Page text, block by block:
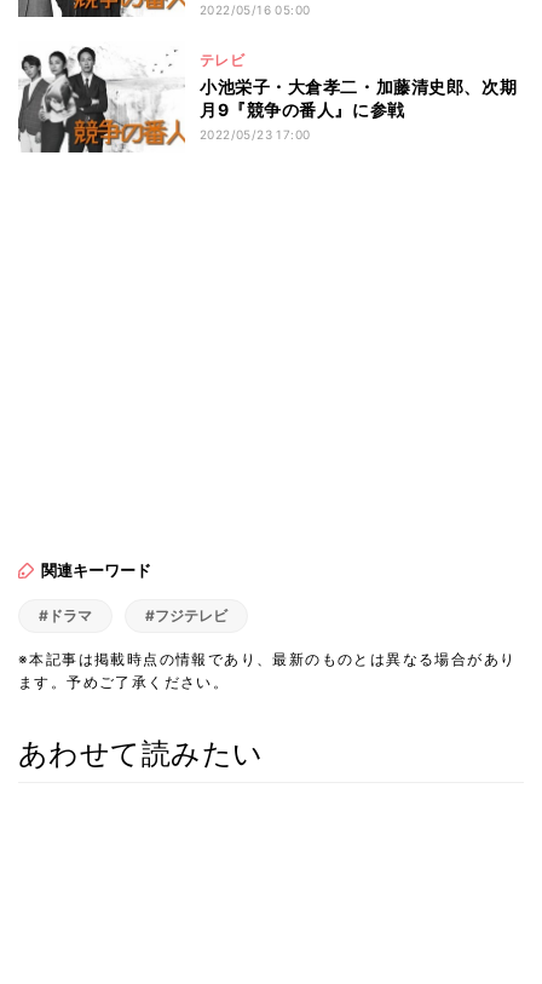
2022/05/16 05:00
テレビ
小池栄子・大倉孝二・加藤清史郎、次期
月9『競争の番人』に参戦
2022/05/23 17:00
関連キーワード
#ドラマ #フジテレビ
※本記事は掲載時点の情報であり、最新のものとは異なる場合があり
ます。予めご了承ください。
あわせて読みたい